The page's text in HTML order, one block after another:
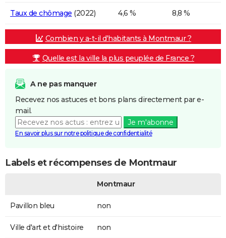
Taux de chômage (2022) 4,6 % 8,8 %
Combien y a-t-il d'habitants à Montmaur ?
Quelle est la ville la plus peuplée de France ?
A ne pas manquer
Recevez nos astuces et bons plans directement par e-
mail.
Je m'abonne
En savoir plus sur notre politique de confidentialité
Labels et récompenses de Montmaur
Montmaur
Pavillon bleu non
Ville d'art et d'histoire non